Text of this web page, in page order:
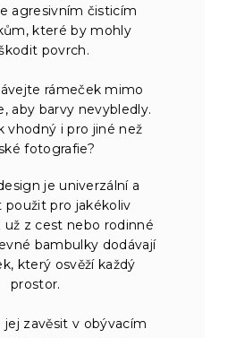
agresivním čisticím
které by mohly
povrch.
rámeček mimo
aby barvy nevybledly.
vhodný i pro jiné než
fotografie?
je univerzální a
použit pro jakékoliv
z cest nebo rodinné
bambulky dodávají
který osvěží každý
prostor.
jej zavěsit v obývacím